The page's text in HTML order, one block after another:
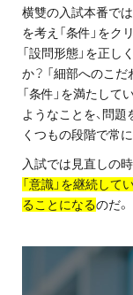
横雙の入試本番では
を考え「条件」をク
「設問形態」を正し
か？ 「細部へのこだ
「条件」を満たし
ようなことを、問
くつもの段階で常
入試では見直しの
「意識」を継続して
ることになるのだ。